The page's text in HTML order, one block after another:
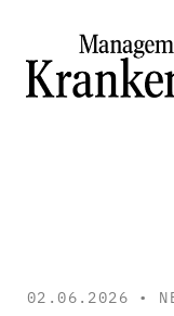
02.06.2026 •